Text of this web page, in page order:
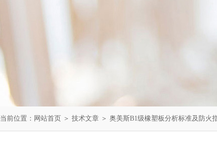
当前位置： 网站首页 ＞ 技术文章 ＞ 奥美斯B1级橡塑板分析标准及防火